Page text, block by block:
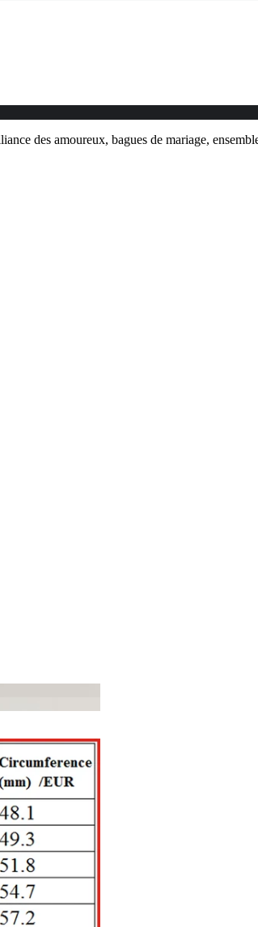
des amoureux, bagues de mariage,